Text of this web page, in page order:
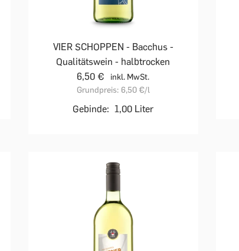
VIER SCHOPPEN - Bacchus -
Qualitätswein - halbtrocken
6,50 €
inkl. MwSt.
Grundpreis: 6,50 €/l
Gebinde: 1,00 Liter